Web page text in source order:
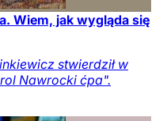
Wiem, jak wygląda się
stwierdził w
Nawrocki ćpa".